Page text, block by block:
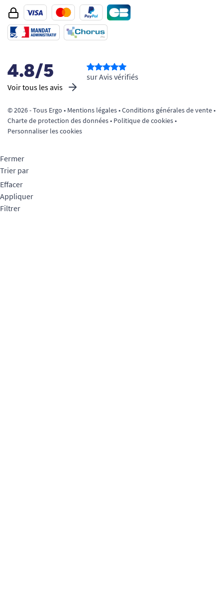
4.8/5
Voir tous les avis
sur Avis vérifiés
© 2026 - Tous Ergo • Mentions légales•Conditions générales de vente•
Charte de protection des données• Politique de cookies•
Personnaliser les cookies
Fermer
Trier par
Effacer
Appliquer
Filtrer